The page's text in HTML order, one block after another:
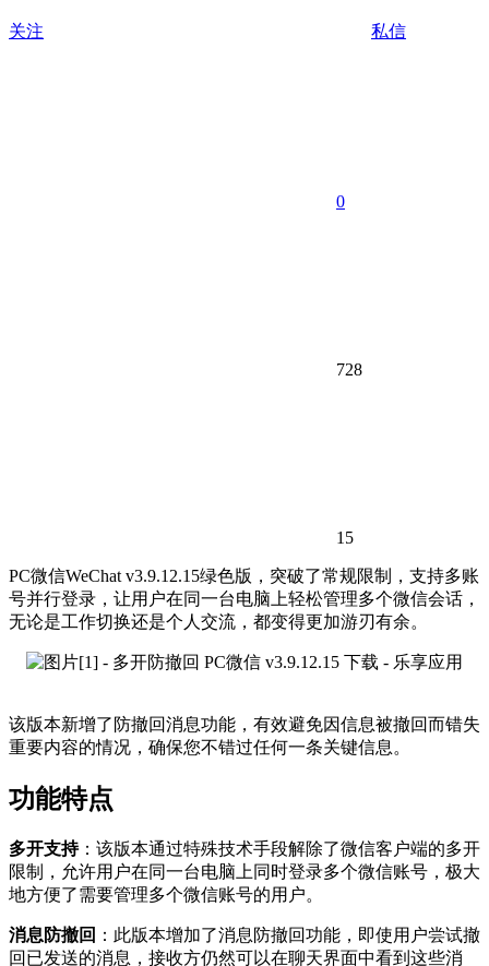
关注 私信
0
728
15
PC微信WeChat v3.9.12.15绿色版，突破了常规限制，支持多账
号并行登录，让用户在同一台电脑上轻松管理多个微信会话，
无论是工作切换还是个人交流，都变得更加游刃有余。
该版本新增了防撤回消息功能，有效避免因信息被撤回而错失
重要内容的情况，确保您不错过任何一条关键信息。
功能特点
多开支持：该版本通过特殊技术手段解除了微信客户端的多开
限制，允许用户在同一台电脑上同时登录多个微信账号，极大
地方便了需要管理多个微信账号的用户。
消息防撤回 ：此版本增加了消息防撤回功能，即使用户尝试撤
回已发送的消息，接收方仍然可以在聊天界面中看到这些消